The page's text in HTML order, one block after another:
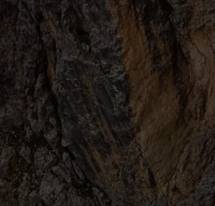
Skitouren Allgäu
Skitouren Island
Skitouren Norwegen
Skitouren weltweit
Ski & Sail
Skitourenkurse
Lawinenkurse
Klettersteige
Klettersteig Tagestouren
Klettersteig Mehrtage